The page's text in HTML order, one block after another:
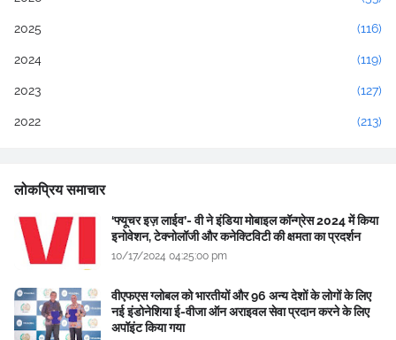
2025 (116)
2024 (119)
2023 (127)
2022 (213)
लोकप्रिय समाचार
‘फ्यूचर इज़ लाईव’- वी ने इंडिया मोबाइल कॉन्ग्रेस 2024 में किया
इनोवेशन, टेक्नोलॉजी और कनेक्टिविटी की क्षमता का प्रदर्शन
10/17/2024 04:25:00 pm
वीएफएस ग्लोबल को भारतीयों और 96 अन्य देशों के लोगों के लिए
नई इंडोनेशिया ई-वीजा ऑन अराइवल सेवा प्रदान करने के लिए
अपॉइंट किया गया